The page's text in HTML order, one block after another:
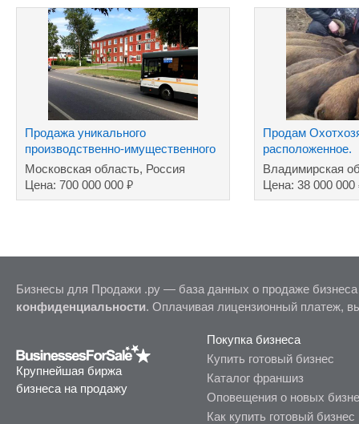
Продажа уникального
производственно-имущественного
комплекса
Московская область, Россия
Цена: 700 000 000 ₽
Продам
расположенное.
Владимирская
Цена: 38 000 000
Бизнесы для Продажи .ру — база данных о продаже
конфиденциальности. Оплачивая лицензионный платеж,
Крупнейшая биржа
бизнеса на продажу
Покупка бизнеса
Купить готовый бизнес
Каталог франшиз
Оповещения о новых
Как купить готовый бизнес